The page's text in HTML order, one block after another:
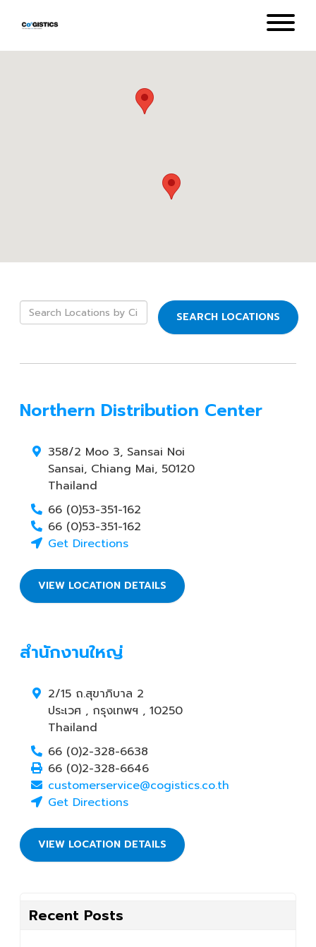
SEARCH LOCATIONS
Northern Distribution Center
358/2 Moo 3, Sansai Noi
Sansai, Chiang Mai, 50120
Thailand
66 (0)53-351-162
66 (0)53-351-162
Get Directions
VIEW LOCATION DETAILS
สำนักงานใหญ่
2/15 ถ.สุขาภิบาล 2
ประเวศ , กรุงเทพฯ , 10250
Thailand
66 (0)2-328-6638
66 (0)2-328-6646
customerservice@cogistics.co.th
Get Directions
VIEW LOCATION DETAILS
Recent Posts